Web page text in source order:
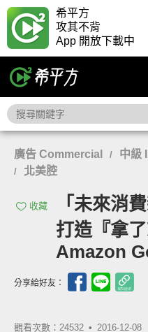
希平方
攻其不背
App 開放下載中
廣告 Commercial / 中級
/ 北美腔
收藏
「未來消
打造『拿
Amazon
分享給好友：
觀看次數：24532 • 2016-12-08